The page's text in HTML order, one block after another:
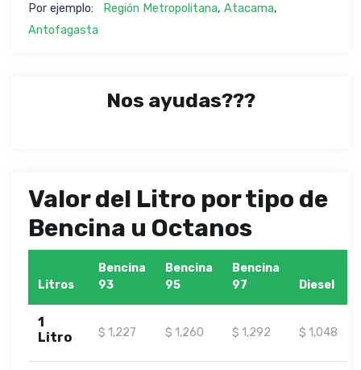
Por ejemplo: Región Metropolitana, Atacama,
Antofagasta
Nos ayudas???
Valor del Litro por tipo de
Bencina u Octanos
Litros
Bencina
93
Bencina
95
Bencina
97
Diesel
1
Litro
$ 1,227 $ 1,260 $ 1,292 $ 1,048